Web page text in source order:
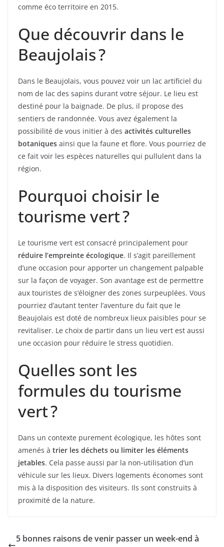
comme éco territoire en 2015.
Que découvrir dans le
Beaujolais ?
Dans le Beaujolais, vous pouvez voir un lac artificiel du
nom de lac des sapins durant votre séjour. Le lieu est
destiné pour la baignade. De plus, il propose des
sentiers de randonnée. Vous avez également la
possibilité de vous initier à des activités culturelles
botaniques ainsi que la faune et flore. Vous pourriez de
ce fait voir les espèces naturelles qui pullulent dans la
région.
Pourquoi choisir le
tourisme vert ?
Le tourisme vert est consacré principalement pour
réduire l’empreinte écologique. Il s’agit pareillement
d’une occasion pour apporter un changement palpable
sur la façon de voyager. Son avantage est de permettre
aux touristes de s’éloigner des zones surpeuplées. Vous
pourriez d’autant tenter l’aventure du fait que le
Beaujolais est doté de nombreux lieux paisibles pour se
revitaliser. Le choix de partir dans un lieu vert est aussi
une occasion pour réduire le stress quotidien.
Quelles sont les
formules du tourisme
vert ?
Dans un contexte purement écologique, les hôtes sont
amenés à trier les déchets ou limiter les éléments
jetables. Cela passe aussi par la non-utilisation d’un
véhicule sur les lieux. Divers logements économes sont
mis à la disposition des visiteurs. Ils sont construits à
proximité de la nature.
5 bonnes raisons de venir passer un week-end à